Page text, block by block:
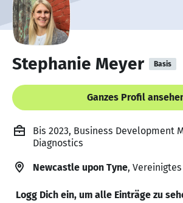
Stephanie Meyer Basis
Ganzes Profil
Bis 2023, Business Development
Diagnostics
Newcastle upon Tyne,
Logg Dich ein, um alle Einträge zu